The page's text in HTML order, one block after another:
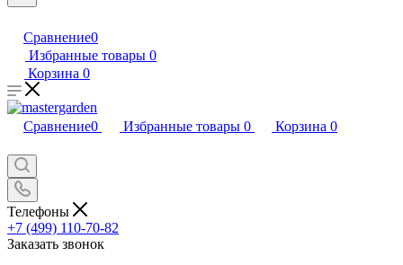
Сравнение0
Избранные товары 0
Корзина 0
Сравнение0 Избранные товары 0 Корзина 0
Телефоны
+7 (499) 110-70-82
Заказать звонок